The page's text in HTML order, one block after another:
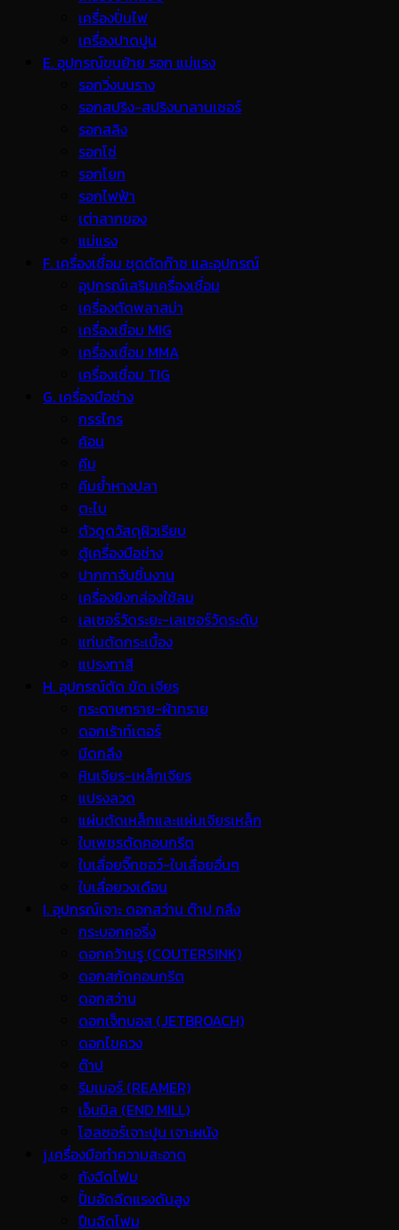
เครื่องปั่นไฟ
เครื่องปาดปูน
E. อุปกรณ์ขนย้าย รอก แม่แรง
รอกวิ่งบนราง
รอกสปริง-สปริงบาลานเซอร์
รอกสลิง
รอกโซ่
รอกโยก
รอกไฟฟ้า
เต่าลากของ
แม่แรง
F. เครื่องเชื่อม ชุดตัดก๊าซ และอุปกรณ์
อุปกรณ์เสริมเครื่องเชื่อม
เครื่องตัดพลาสม่า
เครื่องเชื่อม MIG
เครื่องเชื่อม MMA
เครื่องเชื่อม TIG
G. เครื่องมือช่าง
กรรไกร
ค้อน
คีม
คีมย้ำหางปลา
ตะไบ
ตัวดูดวัสดุผิวเรียบ
ตู้เครื่องมือช่าง
ปากกาจับชิ้นงาน
เครื่องยิงกล่องใช้ลม
เลเซอร์วัดระยะ-เลเซอร์วัดระดับ
แท่นตัดกระเบื้อง
แปรงทาสี
H. อุปกรณ์ตัด ขัด เจียร
กระดาษทราย-ผ้าทราย
ดอกเร้าท์เตอร์
มีดกลึง
หินเจียร-เหล็กเจียร
แปรงลวด
แผ่นตัดเหล็กและแผ่นเจียรเหล็ก
ใบเพชรตัดคอนกรีต
ใบเลื่อยจิ๊กซอว์-ใบเลื่อยอื่นๆ
ใบเลื่อยวงเดือน
I. อุปกรณ์เจาะ ดอกสว่าน ต๊าป กลึง
กระบอกคอริ่ง
ดอกคว้านรู (COUTERSINK)
ดอกสกัดคอนกรีต
ดอกสว่าน
ดอกเจ็ทบอส (JETBROACH)
ดอกไขควง
ต๊าป
รีมเมอร์ (REAMER)
เอ็นมิล (END MILL)
โฮลซอร์เจาะปูน เจาะผนัง
j.เครื่องมือทำความสะอาด
ถังฉีดโฟม
ปั้มอัดฉีดแรงดันสูง
ปืนฉีดโฟม